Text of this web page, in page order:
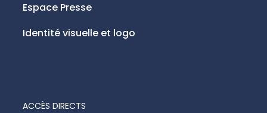
ACCÈS DIRECTS
Espace Presse
Identité visuelle et logo